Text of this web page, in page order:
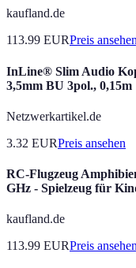
kaufland.de
113.99 EURPreis
InLine® Slim Audio
3,5mm BU 3pol., 0,15m
Netzwerkartikel.de
3.32 EURPreis ansehen
RC-Flugzeug
GHz - Spielzeug für
kaufland.de
113.99 EURPreis